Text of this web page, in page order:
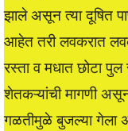
झाले असून त्या दूषित
आहेत तरी लवकरात
रस्ता व मधात छोटा
शेतकऱ्यांची मागणी
गळतीमुळे बुजल्या गेला